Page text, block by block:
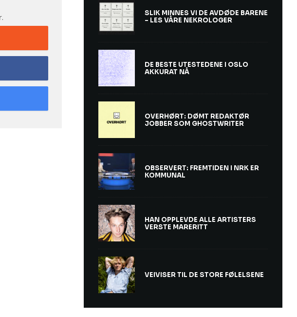
.
SLIK MINNES VI DE AVDØDE BARENE
– LES VÅRE NEKROLOGER
DE BESTE UTESTEDENE I OSLO
AKKURAT NÅ
OVERHØRT: DØMT REDAKTØR
JOBBER SOM GHOSTWRITER
OBSERVERT: FREMTIDEN I NRK ER
KOMMUNAL
HAN OPPLEVDE ALLE ARTISTERS
VERSTE MARERITT
VEIVISER TIL DE STORE FØLELSENE